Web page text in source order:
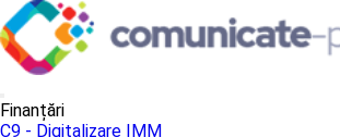
Finanțări
C9 - Digitalizare IMM